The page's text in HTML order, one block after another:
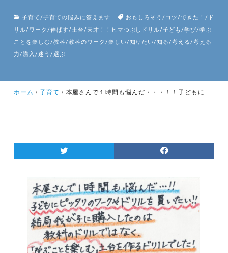
子育て/子育ての悩みに答えます おもしろそう / コツ/できた！ / ド
リル/ ワーク /伸ばす/土台/ 天才！！ヒマつぶしドリル/子ども/学び/学ぶ
ことを楽しむ/教科/教科のワーク /楽しい/知りたい/知る/考える/考える
力/購入 /迷う /選ぶ
ホーム 子育て 本屋さんで１時間も悩んだ・・・！！子どもにピッタリのワークやドリルを買いたい！結局、我が子に購入したのは、教科のドリルではなく、「学ぶことを楽しむ」土台を作るドリルでした！！！